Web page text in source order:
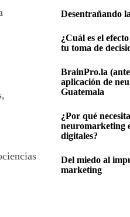
Desentrañando
¿Cuál es el
tu toma de
BrainPro.la
aplicación de
Guatemala
¿Por qué
neuromarketing
digitales?
Del miedo al
marketing